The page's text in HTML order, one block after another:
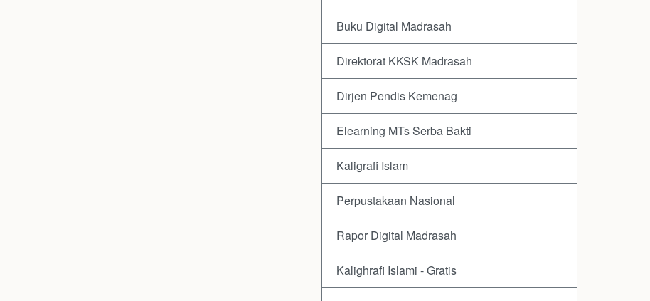
Buku Digital Madrasah
Direktorat KKSK Madrasah
Dirjen Pendis Kemenag
Elearning MTs Serba Bakti
Kaligrafi Islam
Perpustakaan Nasional
Rapor Digital Madrasah
Kalighrafi Islami - Gratis